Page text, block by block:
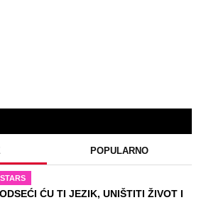
POPULARNO
STARS
ĆU TI JEZIK, UNIŠTITI ŽIVOT I